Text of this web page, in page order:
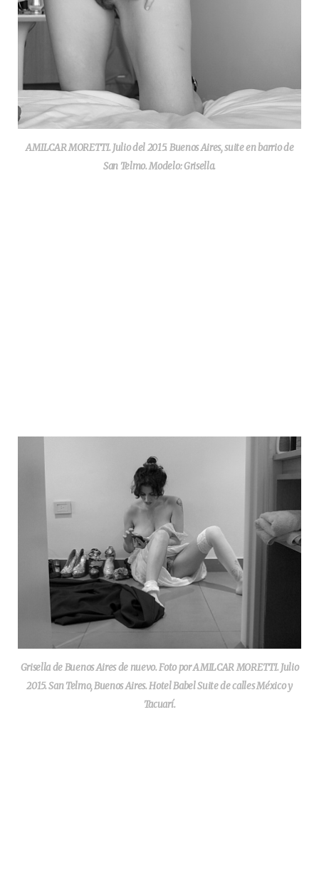
AMILCAR MORETTI. Julio del 2015. Buenos Aires, suite en barrio de
San Telmo. Modelo: Grisella.
Grisella de Buenos Aires de nuevo. Foto por AMILCAR MORETTI. Julio
2015. San Telmo, Buenos Aires. Hotel Babel Suite de calles México y
Tacuarí.